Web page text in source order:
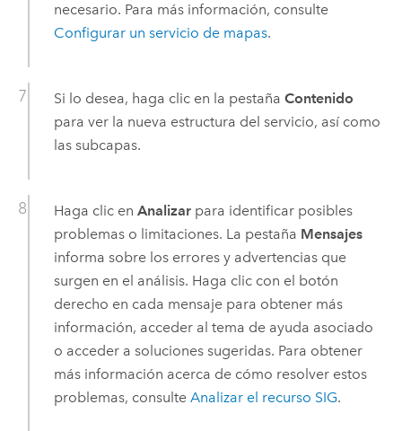
necesario. Para más información, consulte
Configurar un servicio de mapas.
Si lo desea, haga clic en la pestaña Contenido
para ver la nueva estructura del servicio, así como
las subcapas.
Haga clic en Analizarpara identificar posibles
problemas o limitaciones. La pestaña Mensajes
informa sobre los errores y advertencias que
surgen en el análisis. Haga clic con el botón
derecho en cada mensaje para obtener más
información, acceder al tema de ayuda asociado
o acceder a soluciones sugeridas. Para obtener
más información acerca de cómo resolver estos
problemas, consulte Analizar el recurso SIG.